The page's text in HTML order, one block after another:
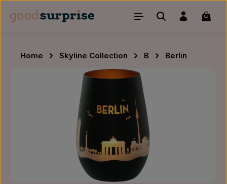
Zum Hauptinhalt springen
Home Skyline Collection B
Berlin
Bildergalerie überspringen